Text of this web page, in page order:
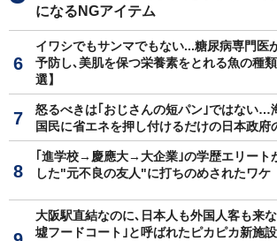
になるNGアイテム
イワシでもサンマでもない...糖尿病専門医
予防し､美肌を保つ栄養素をとれる魚の種
選】
怒るべきは｢おじさんの短パン｣ではない…
国民に省エネを押し付けるだけの日本政府
｢進学校→慶應大→大企業｣の学歴エリート
した"元不良の友人"に打ちのめされたワケ
大阪駅直結なのに､日本人も外国人客も来
墟フードコート｣と呼ばれたピカピカ新施